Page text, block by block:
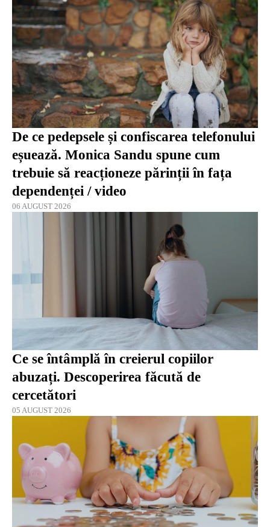
De ce pedepsele și confiscarea telefonului
eșuează. Monica Sandu spune cum
trebuie să reacționeze părinții în fața
dependenței / video
06 AUGUST 2026
Ce se întâmplă în creierul copiilor
abuzați. Descoperirea făcută de
cercetători
05 AUGUST 2026